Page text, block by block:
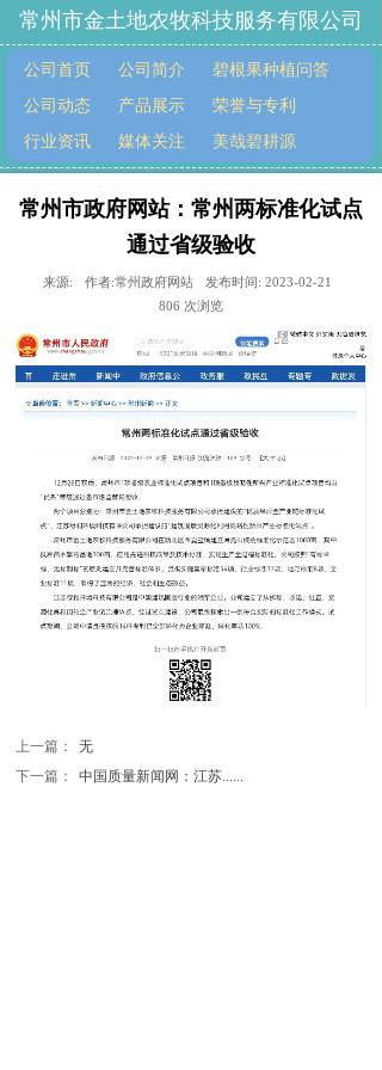
常州市金土地农牧科技服务有限公司
公司首页 公司简介
碧根果种植问答
公司动态
产品展示
荣誉与专利
行业资讯
媒体关注 美哉碧耕源
按钮文本
常州市政府网站：常州两标准化试点
通过省级验收
来源: 作者:常州政府网站 发布时间: 2023-02-21
806 次浏览
上一篇：
无
下一篇：
中国质量新闻网：江苏......